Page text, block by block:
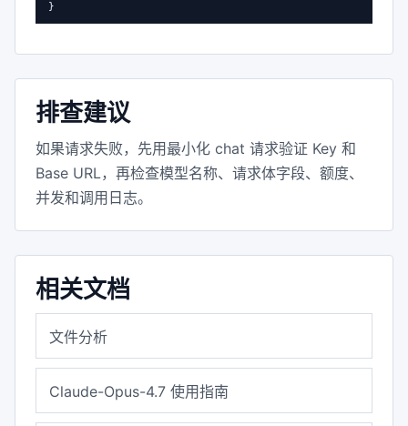
}
排查建议
如果请求失败，先用最小化 chat 请求验证 Key 和
Base URL，再检查模型名称、请求体字段、额度、
并发和调用日志。
相关文档
文件分析
Claude-Opus-4.7 使用指南